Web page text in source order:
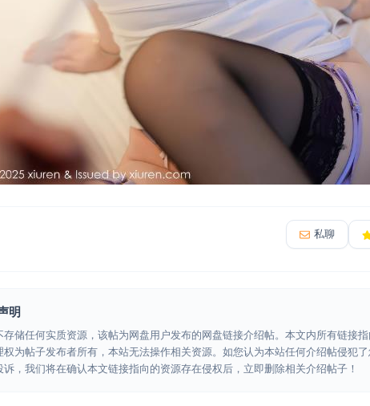
私聊
明
存储任何实质资源，该帖为网盘用户发布的网盘链接介绍帖。本文内所有链接
权为帖子发布者所有，本站无法操作相关资源。如您认为本站任何介绍帖侵犯
诉，我们将在确认本文链接指向的资源存在侵权后，立即删除相关介绍帖子！